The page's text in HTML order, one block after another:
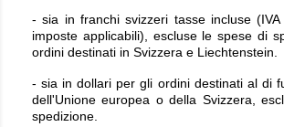
- sia in franchi svizzeri tasse incluse
imposte applicabili), escluse le spese di
ordini destinati in Svizzera e Liechtenstein.
- sia in dollari per gli ordini destinati al di
dell'Unione europea o della Svizzera,
spedizione.